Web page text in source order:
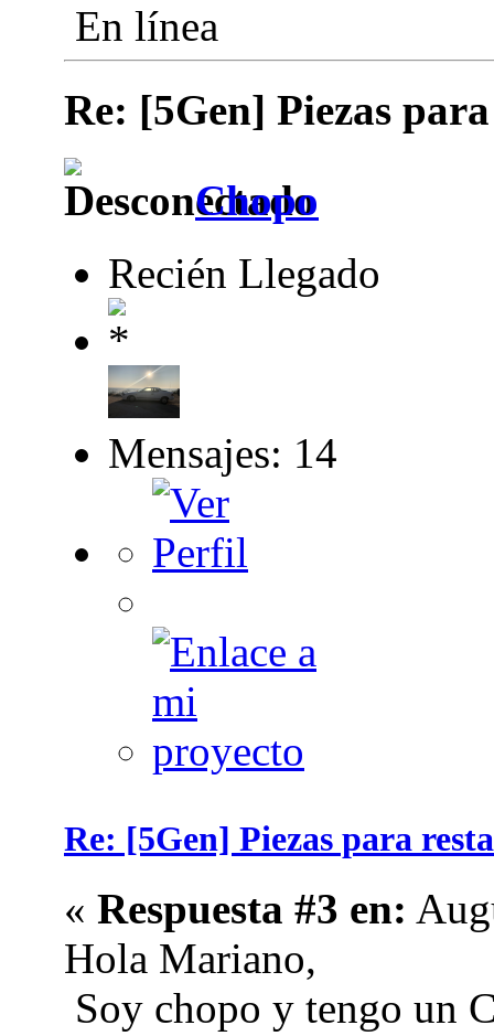
En línea
Re: [5Gen] Piezas
Chopo
Recién Llegado
Mensajes: 14
Re: [5Gen] Piezas para
« Respuesta #3 en:
Hola Mariano,
Soy chopo y tengo un